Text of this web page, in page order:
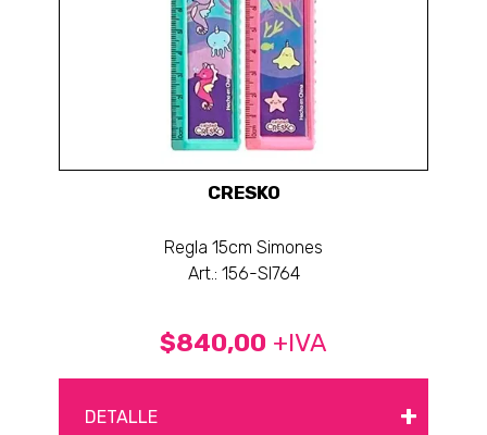
CRESKO
Regla 15cm Simones
Art.: 156-SI764
$840,00 +IVA
DETALLE +